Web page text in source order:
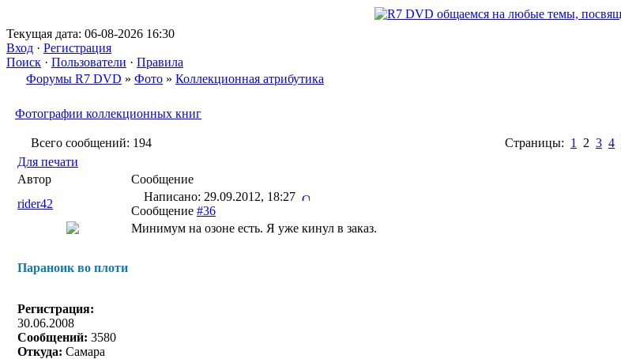
Текущая дата: 06-08-2026 16:30
Вход · Регистрация
Поиск · Пользователи · Правила
Форумы R7 DVD » Фото » Коллекционная атрибутика
Фотографии коллекционных книг
Всего сообщений: 194 Страницы: 1 2 3 4
Для печати
Автор
Сообщение
rider42
Написано: 29.09.2012, 18:27
Сообщение #36
Параноик во плоти
Регистрация:
30.06.2008
Сообщений: 3580
Откуда: Самара
Минимум на озоне есть. Я уже кинул в заказ.